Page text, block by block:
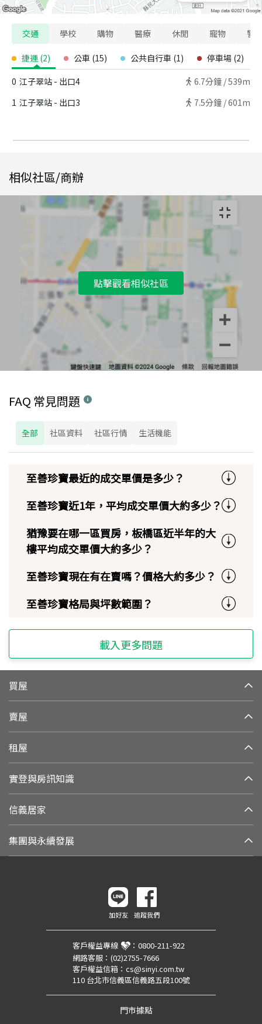
交通 學校 購物 醫療 休閒 寵物 警
捷運 (2) 公車 (15) 公共自行車 (1) 停車場 (2)
0 江子翠站 - 出口4 6.7分鐘 /539m
1 江子翠站 - 出口3 7.5分鐘 /601m
相似社區/商辦
點擊觀看相似社區
FAQ 常見問題
全部 社區資料 社區行情 生活機能
至善珍寶最近的成交單價是多少？
至善珍寶近1年，平均成交單價大約多少？
猶豫要在哪一區買房，板橋區近半年的大
樓平均成交單價大約多少？
至善珍寶現在有在賣嗎？價格大約多少？
至善珍寶格局與坪數範圍？
載入更多問題
買屋
賣屋
租屋
實登與房訊知識
信義居家
集團與永續發展
加好友 追蹤我們
客戶權益專線 ： 0800-211-922
網路客服： (02)2755-7666
客戶權益信箱： cs@sinyi.com.tw
110 台北市信義區信義路五段100號
門市據點